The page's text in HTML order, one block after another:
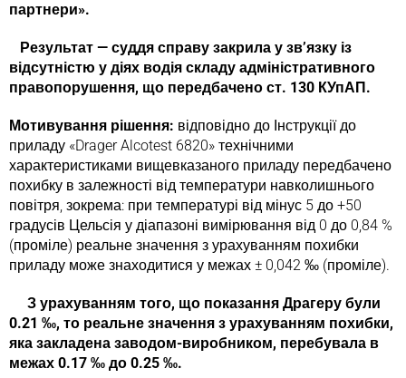
партнери».
Результат — суддя справу закрила у звʼязку із
відсутністю у діях водія складу адміністративного
правопорушення, що передбачено ст. 130 КУпАП.
Мотивування рішення: відповідно до Інструкції до
приладу «Drager Alcotest 6820» технічними
характеристиками вищевказаного приладу передбачено
похибку в залежності від температури навколишнього
повітря, зокрема: при температурі від мінус 5 до +50
градусів Цельсія у діапазоні вимірювання від 0 до 0,84 %
(проміле) реальне значення з урахуванням похибки
приладу може знаходитися у межах ± 0,042 ‰ (проміле).
З урахуванням того, що показання Драгеру були
0.21 ‰, то реальне значення з урахуванням похибки,
яка закладена заводом-виробником, перебувала в
межах 0.17 ‰ до 0.25 ‰.